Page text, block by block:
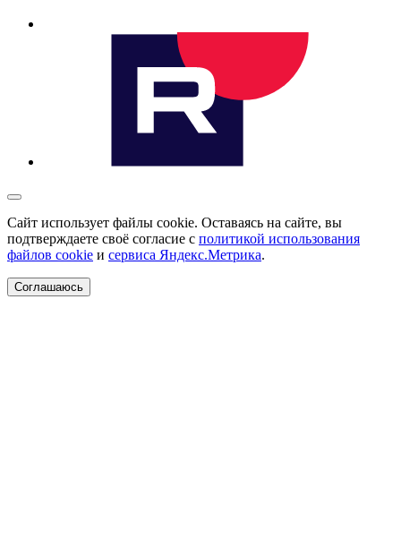
Сайт использует файлы cookie. Оставаясь на сайте, вы
подтверждаете своё согласие с политикой использования
файлов cookie и сервиса Яндекс.Метрика.
Соглашаюсь